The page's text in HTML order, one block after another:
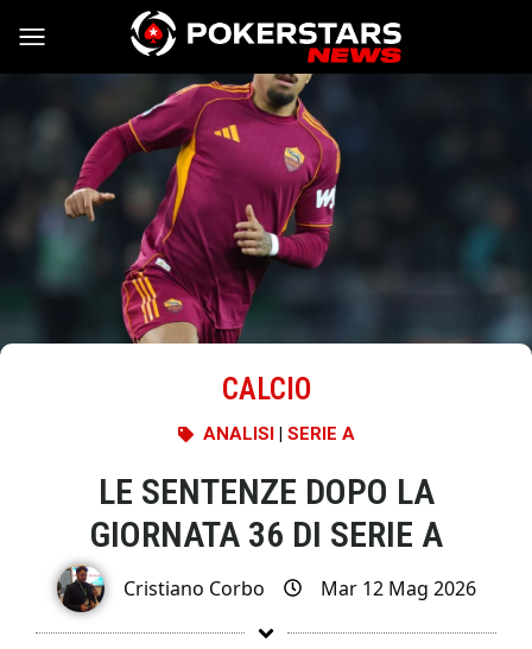
Vai al contenuto
CALCIO
ANALISI| SERIE A
LE SENTENZE DOPO LA
GIORNATA 36 DI SERIE A
Cristiano Corbo Mar 12 Mag 2026